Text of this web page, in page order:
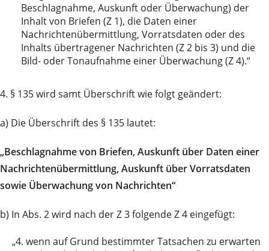
Beschlagnahme, Auskunft oder Überwachung) der
Inhalt von Briefen (Z 1), die Daten einer
Nachrichtenübermittlung, Vorratsdaten oder des
Inhalts übertragener Nachrichten (Z 2 bis 3) und die
Bild- oder Tonaufnahme einer Überwachung (Z 4).“
4. § 135 wird samt Überschrift wie folgt geändert:
a) Die Überschrift des § 135 lautet:
„Beschlagnahme von Briefen, Auskunft über Daten einer
Nachrichtenübermittlung, Auskunft über Vorratsdaten
sowie Überwachung von Nachrichten“
b) In Abs. 2 wird nach der Z 3 folgende Z 4 eingefügt:
„4. wenn auf Grund bestimmter Tatsachen zu erwarten